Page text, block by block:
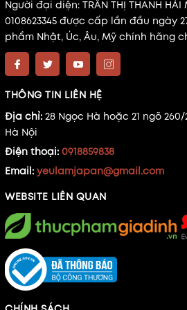
Người đại diện: TRẦN THỊ THANH HẢI
0108623345 được cấp lần đầu ngày
phẩm Nhật, Úc, Âu, Mỹ chính hãng
THÔNG TIN LIÊN HỆ
Địa chỉ: 28 Ngọc Hà hoặc 21 ngõ
Hà Nội
Điện thoại: 0918859838
Email: yeulamjapan@gmail.com
WEBSITE LIÊN QUAN